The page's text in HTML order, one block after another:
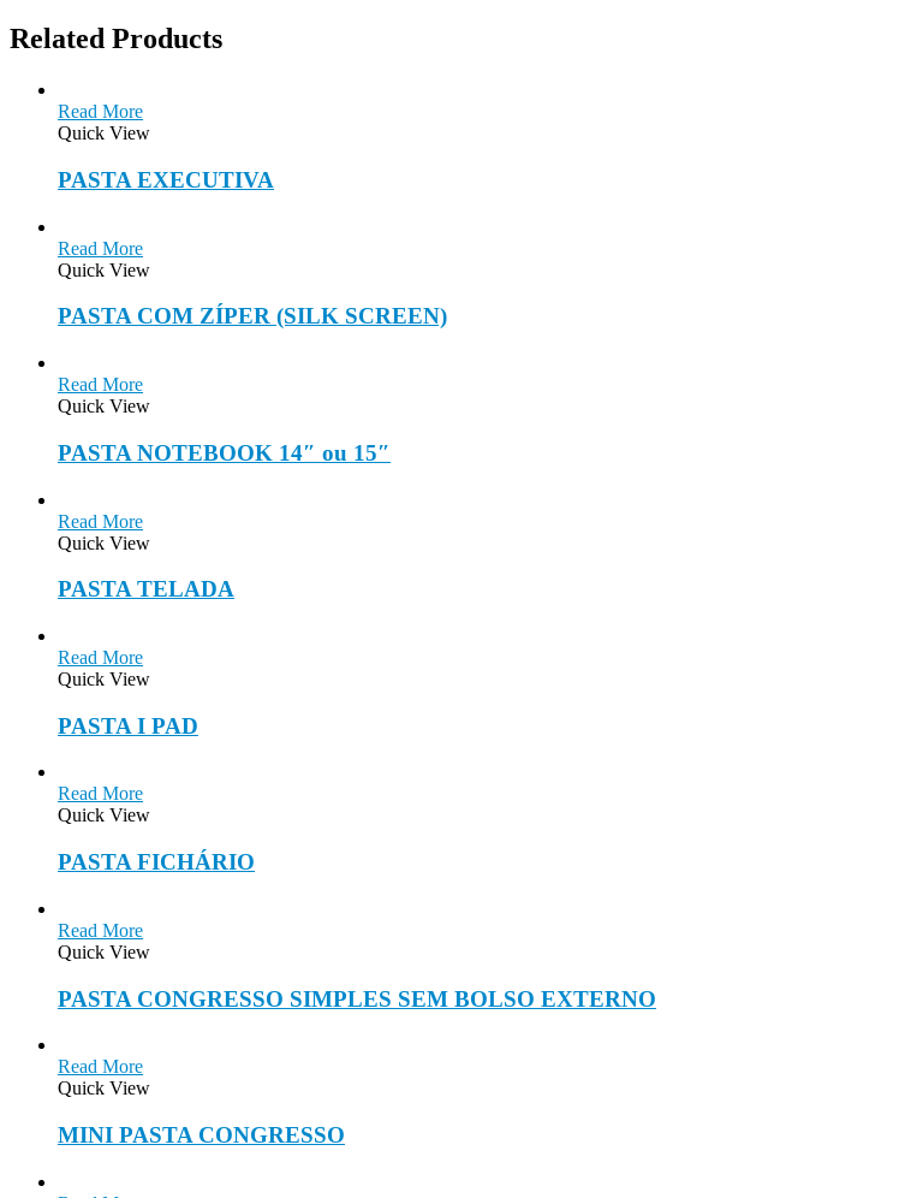
Related Products
Read More
Quick View
PASTA EXECUTIVA
Read More
Quick View
PASTA COM ZÍPER (SILK SCREEN)
Read More
Quick View
PASTA NOTEBOOK 14″ ou 15″
Read More
Quick View
PASTA TELADA
Read More
Quick View
PASTA I PAD
Read More
Quick View
PASTA FICHÁRIO
Read More
Quick View
PASTA CONGRESSO SIMPLES SEM BOLSO EXTERNO
Read More
Quick View
MINI PASTA CONGRESSO